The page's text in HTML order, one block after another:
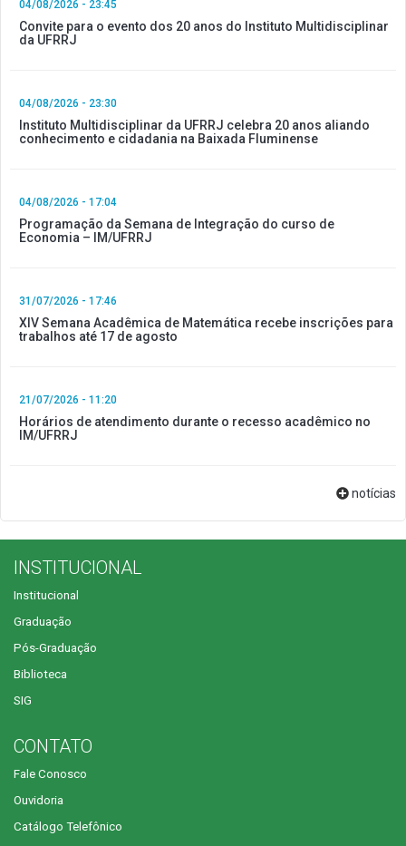
04/08/2026 - 23:45
Convite para o evento dos 20 anos do Instituto Multidisciplinar
da UFRRJ
04/08/2026 - 23:30
Instituto Multidisciplinar da UFRRJ celebra 20 anos aliando
conhecimento e cidadania na Baixada Fluminense
04/08/2026 - 17:04
Programação da Semana de Integração do curso de
Economia – IM/UFRRJ
31/07/2026 - 17:46
XIV Semana Acadêmica de Matemática recebe inscrições para
trabalhos até 17 de agosto
21/07/2026 - 11:20
Horários de atendimento durante o recesso acadêmico no
IM/UFRRJ
notícias
INSTITUCIONAL
Institucional
Graduação
Pós-Graduação
Biblioteca
SIG
CONTATO
Fale Conosco
Ouvidoria
Catálogo Telefônico